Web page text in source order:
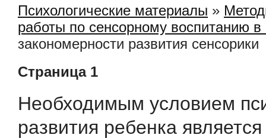
Психологические материалы »
работы по сенсорному воспитанию
закономерности развития сенсорики
Страница 1
Необходимым условием
развития ребенка